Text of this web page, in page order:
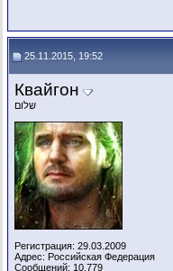
25.11.2015, 19:52
Квайгон
שלום
Регистрация: 29.03.2009
Адрес: Российская Федерация
Сообщений: 10,779